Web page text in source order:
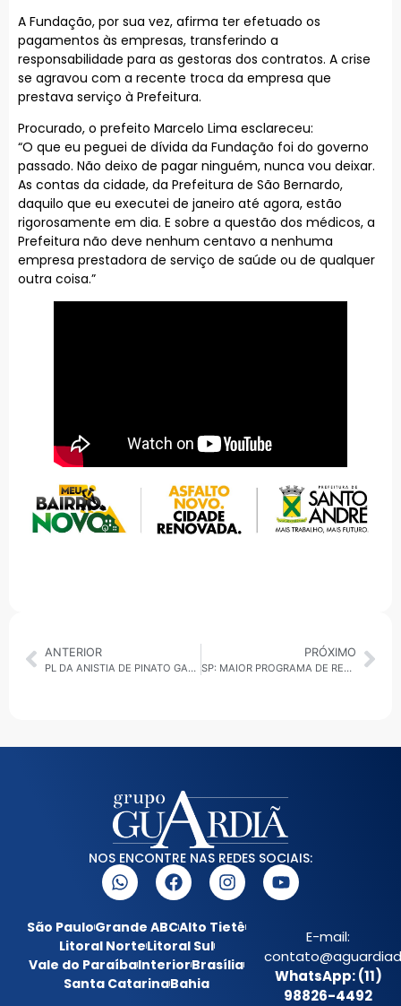
A Fundação, por sua vez, afirma ter efetuado os
pagamentos às empresas, transferindo a
responsabilidade para as gestoras dos contratos. A crise
se agravou com a recente troca da empresa que
prestava serviço à Prefeitura.
Procurado, o prefeito Marcelo Lima esclareceu:
“O que eu peguei de dívida da Fundação foi do governo
passado. Não deixo de pagar ninguém, nunca vou deixar.
As contas da cidade, da Prefeitura de São Bernardo,
daquilo que eu executei de janeiro até agora, estão
rigorosamente em dia. E sobre a questão dos médicos, a
Prefeitura não deve nenhum centavo a nenhuma
empresa prestadora de serviço de saúde ou de qualquer
outra coisa.”
ANTERIOR
PL DA ANISTIA DE PINATO GANHA FORÇA NO CONGRESSO
PRÓXIMO
SP: MAIOR PROGRAMA DE REGULARIZAÇÃO FUNDIÁRIA DA CAPITAL AVANÇA COM NOVAS ENTREGAS
NOS ENCONTRE NAS REDES SOCIAIS:
São PauloGrande ABCAlto Tietê
Litoral NorteLitoral Sul
Vale do ParaíbaInteriorBrasília
Santa CatarinaBahia
E-mail:
WhatsApp: (11)
98826-4492